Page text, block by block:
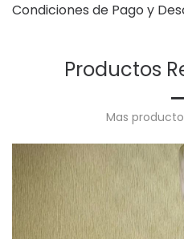
Condiciones de Pago y
Productos
Mas